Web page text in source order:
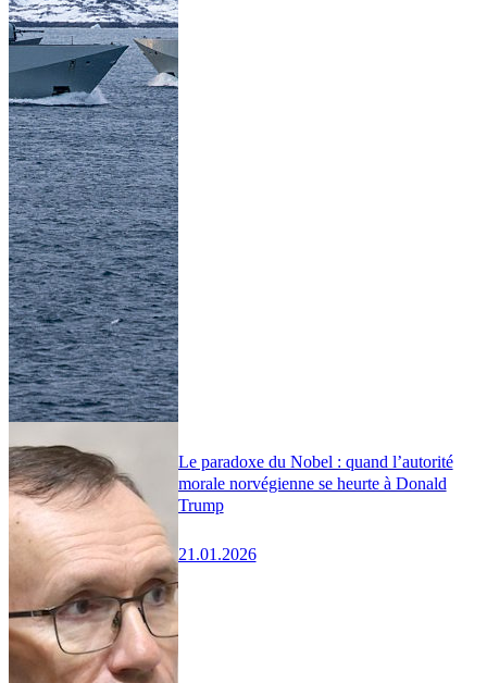
Le paradoxe du Nobel : quand l’autorité
morale norvégienne se heurte à Donald
Trump
21.01.2026